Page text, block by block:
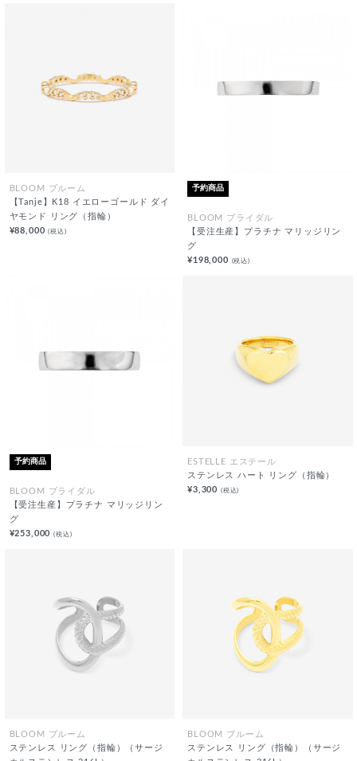
BLOOM ブルーム
【Tanje】K18 イエローゴールド ダイ
ヤモンド リング（指輪）
¥88,000(税込)
予約商品
BLOOM ブライダル
【受注生産】プラチナ マリッジリン
グ
¥198,000 (税込)
予約商品
BLOOM ブライダル
【受注生産】プラチナ マリッジリン
グ
¥253,000(税込)
ESTELLE エステール
ステンレス ハート リング（指輪）
¥3,300 (税込)
BLOOM ブルーム
ステンレス リング（指輪）（サージ
BLOOM ブルーム
ステンレス リング（指輪）（サージ